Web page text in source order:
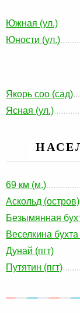
Южная (ул.)
Юности (ул.)
Якорь соо (сад)
Ясная (ул.)
69 км (м.)
Аскольд (остров)
Безымянная
Веселкина бухта
Дунай (пгт)
Путятин (пгт)